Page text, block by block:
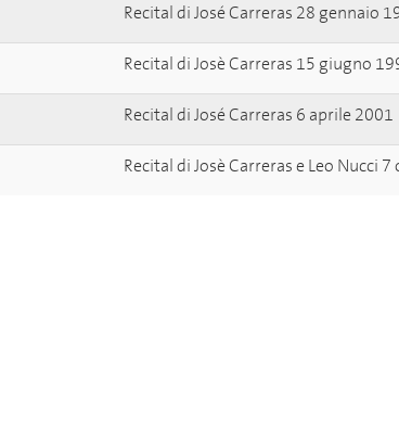
Recital di José Carreras 28 gennaio
Recital di Josè Carreras 15 giugno
Recital di José Carreras 6 aprile 2001
Recital di Josè Carreras e Leo Nucci